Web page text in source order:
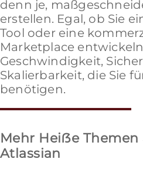
denn je,
erstellen. Egal, ob Sie
Tool oder eine
Marketplace
Geschwindigkeit,
Skalierbarkeit, die Sie
benötigen.
Mehr Heiẞe Themen
Atlassian